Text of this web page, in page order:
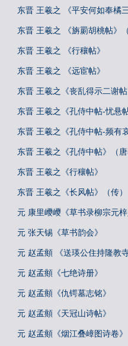
东晋 王羲之 《平安何如奉橘
东晋 王羲之 《旃罽胡桃帖》
东晋 王羲之 《行穰帖》
东晋 王羲之 《远宦帖》
东晋 王羲之《丧乱得示二谢帖
东晋 王羲之《孔侍中帖-忧悬
东晋 王羲之《孔侍中帖-频有
东晋 王羲之《孔侍中帖》（唐
东晋 王羲之《行穰帖》
东晋 王羲之《长风帖》（传）
元 康里巎巎《草书录柳宗元梓
元 张天锡《草书韵会》
元 赵孟頫 《送瑛公住持隆教寺
元 赵孟頫《七绝诗册》
元 赵孟頫《仇锷墓志铭》
元 赵孟頫《天冠山诗帖》
元 赵孟頫《烟江叠嶂图诗卷》